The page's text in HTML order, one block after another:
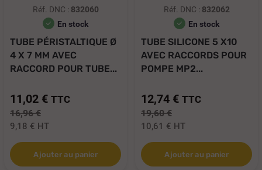
Réf. DNC : 832060
En stock
TUBE PÉRISTALTIQUE Ø
4 X 7 MM AVEC
RACCORD POUR TUBE...
11,02 € TTC
16,96 €
9,18 € HT
Ajouter au panier
Réf. DNC : 832062
En stock
TUBE SILICONE 5 X10
AVEC RACCORDS POUR
POMPE MP2...
12,74 € TTC
19,60 €
10,61 € HT
Ajouter au panier